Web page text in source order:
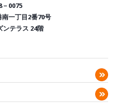
－0075
一丁目2番70号
ンテラス 24階